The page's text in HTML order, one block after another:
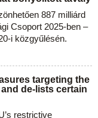
887 milliárd
Csoport 2025-ben –
i közgyűlésén.
targeting the
de-lists certain
restrictive